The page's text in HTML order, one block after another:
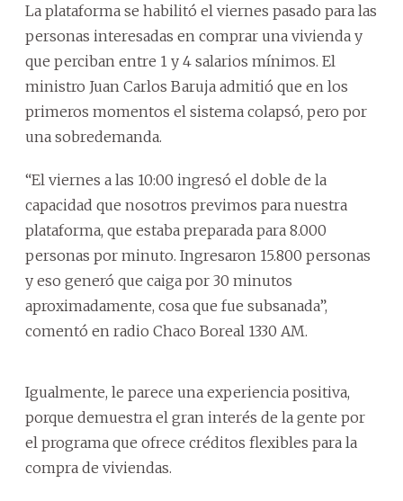
La plataforma se habilitó el viernes pasado para las
personas interesadas en comprar una vivienda y
que perciban entre 1 y 4 salarios mínimos. El
ministro Juan Carlos Baruja admitió que en los
primeros momentos el sistema colapsó, pero por
una sobredemanda.
“El viernes a las 10:00 ingresó el doble de la
capacidad que nosotros previmos para nuestra
plataforma, que estaba preparada para 8.000
personas por minuto. Ingresaron 15.800 personas
y eso generó que caiga por 30 minutos
aproximadamente, cosa que fue subsanada”,
comentó en radio Chaco Boreal 1330 AM.
Igualmente, le parece una experiencia positiva,
porque demuestra el gran interés de la gente por
el programa que ofrece créditos flexibles para la
compra de viviendas.